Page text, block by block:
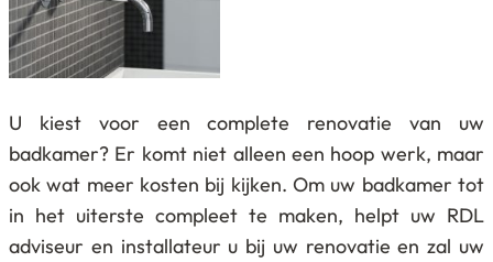
U kiest voor een complete renovatie van uw
badkamer? Er komt niet alleen een hoop werk, maar
ook wat meer kosten bij kijken. Om uw badkamer tot
in het uiterste compleet te maken, helpt uw RDL
adviseur en installateur u bij uw renovatie en zal uw